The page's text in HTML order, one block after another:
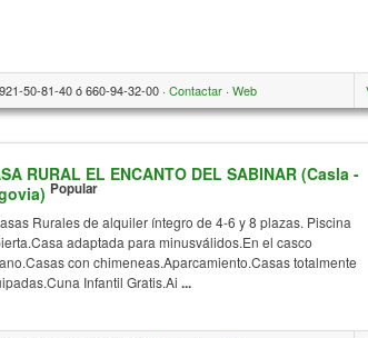
50-81-40 ó 660-94-32-00 · Contactar · Web
RURAL EL ENCANTO DEL SABINAR (Casla -
Popular
Rurales de alquiler íntegro de 4-6 y 8 plazas. Piscina
adaptada para minusválidos.En el casco
con chimeneas.Aparcamiento.Casas totalmente
Infantil Gratis.Ai ...